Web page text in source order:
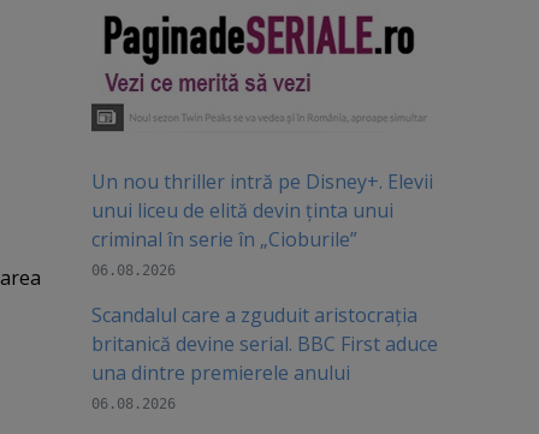
ul
Un nou thriller intră pe Disney+. Elevii
unui liceu de elită devin ținta unui
criminal în serie în „Cioburile”
06.08.2026
Scandalul care a zguduit aristocrația
britanică devine serial. BBC First aduce
una dintre premierele anului
06.08.2026